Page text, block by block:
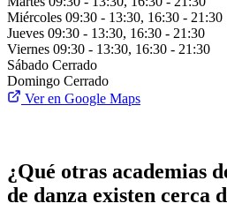
Miércoles 09:30 - 13:30, 16:30 - 21:30
Jueves 09:30 - 13:30, 16:30 - 21:30
Viernes 09:30 - 13:30, 16:30 - 21:30
Sábado Cerrado
Domingo Cerrado
Ver en Google Maps
¿Qué otras academias
de danza existen cerca